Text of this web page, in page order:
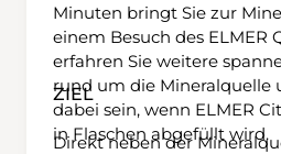
Minuten bringt Sie zur
einem Besuch des ELMER
erfahren Sie weitere
rund um die Mineralquelle
dabei sein, wenn ELMER
in Flaschen abgefüllt wird.
ZIEL
Direkt neben der